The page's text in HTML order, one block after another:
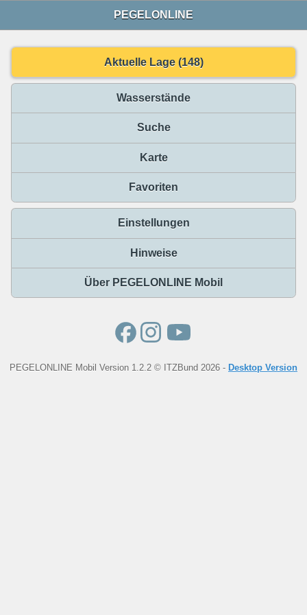
PEGELONLINE
Aktuelle Lage (148)
Wasserstände
Suche
Karte
Favoriten
Einstellungen
Hinweise
Über PEGELONLINE Mobil
PEGELONLINE Mobil Version 1.2.2 © ITZBund 2026 - Desktop Version